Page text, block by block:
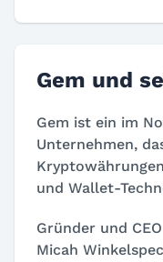
Gem und
Gem ist ein im
Unternehmen,
und Wallet-
Gründer und
Micah